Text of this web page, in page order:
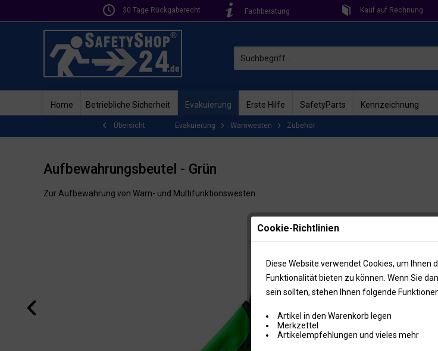
30 Tage Rückgaberecht Fachberatung Kauf auf Rechnung
Home Betriebliche Sicherheit Evakuierung Erste Hilfe SafetyParts Kennzeichnung
Übersicht Evakuierung Warnwesten Zubehör
Aufbewahrungsbeutel - Grün
Zur Aufbewahrung von Warn- und Multifunktionswesten.
Cookie-Richtlinien
Diese Website verwendet Cookies, um Ihnen
Funktionalität bieten zu können. Wenn Sie
sein sollten, stehen Ihnen folgende
Artikel in den Warenkorb legen
Merkzettel
Artikelempfehlungen und vieles mehr